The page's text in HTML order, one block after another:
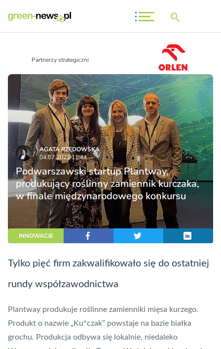
Partnerzy strategiczni
AGATA RZĘDOWSKA
04.07.2022 11:44
Podwarszawski startup Plantway,
produkujący roślinny zamiennik kurczaka,
w finale międzynarodowego konkursu
INNOWACJE
Tylko pięć firm zakwalifikowało się do ostatniej
rundy współzawodnictwa
Plantway produkuje roślinne zamienniki mięsa kurzego.
Produkt o nazwie „Ku*czak” powstaje na bazie białka
grochu. Produkcja odbywa się lokalnie, niedaleko